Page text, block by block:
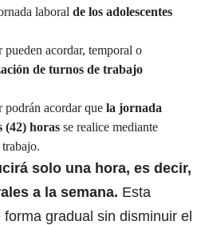
laboral de los adolescentes
acordar, temporal o
de turnos de trabajo
podrán acordar que la jornada
(42) horas se realice mediante
solo una hora, es decir,
a la semana. Esta
gradual sin disminuir el